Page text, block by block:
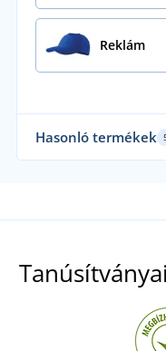
Reklám
Hasonló termékek